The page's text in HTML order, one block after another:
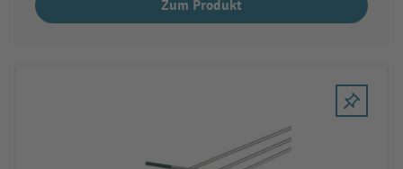
Zum Produkt